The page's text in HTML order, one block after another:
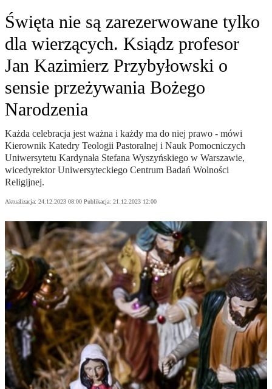
Święta nie są zarezerwowane tylko
dla wierzących. Ksiądz profesor
Jan Kazimierz Przybyłowski o
sensie przeżywania Bożego
Narodzenia
Każda celebracja jest ważna i każdy ma do niej prawo - mówi
Kierownik Katedry Teologii Pastoralnej i Nauk Pomocniczych
Uniwersytetu Kardynała Stefana Wyszyńskiego w Warszawie,
wicedyrektor Uniwersyteckiego Centrum Badań Wolności
Religijnej.
Aktualizacja: 24.12.2023 08:00 Publikacja: 21.12.2023 12:00